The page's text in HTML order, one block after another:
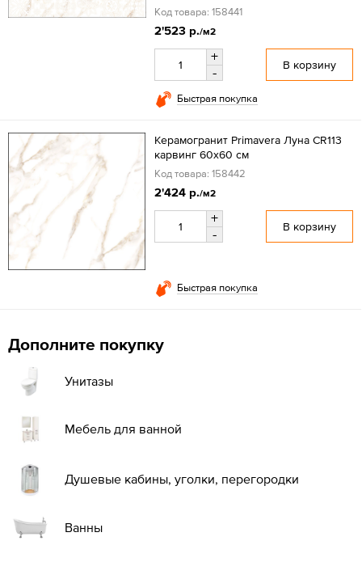
Код товара: 158441
2'523 р./м2
+
-
В корзину
Быстрая покупка
Керамогранит Primavera Луна CR113
карвинг 60x60 см
Код товара: 158442
2'424 р./м2
+
-
В корзину
Быстрая покупка
Дополните покупку
Унитазы
Мебель для ванной
Душевые кабины, уголки, перегородки
Ванны